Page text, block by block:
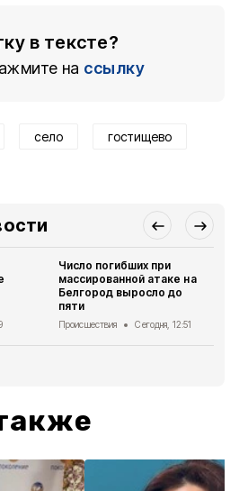
в тексте?
на ссылку
село гостищево
Число погибших при
массированной атаке на
Белгород выросло до
пяти
Происшествия Сегодня, 12:51